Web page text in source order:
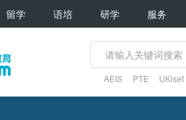
留学 语培 研学 服务
AEIS PTE UKiset